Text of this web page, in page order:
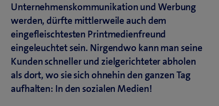
Unternehmenskommunikation und Werbung
werden, dürfte mittlerweile auch dem
eingefleischtesten Printmedienfreund
eingeleuchtet sein. Nirgendwo kann man seine
Kunden schneller und zielgerichteter abholen
als dort, wo sie sich ohnehin den ganzen Tag
aufhalten: In den sozialen Medien!